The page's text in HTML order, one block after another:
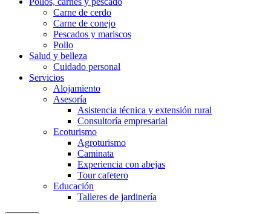
Carne de cerdo
Carne de conejo
Pescados y mariscos
Pollo
Salud y belleza
Cuidado personal
Servicios
Alojamiento
Asesoría
Asistencia técnica y extensión rural
Consultoría empresarial
Ecoturismo
Agroturismo
Caminata
Experiencia con abejas
Tour cafetero
Educación
Talleres de jardinería